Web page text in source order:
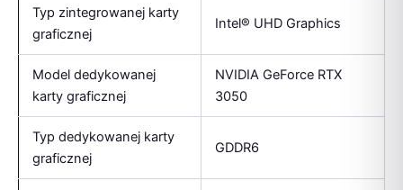
Typ zintegrowanej karty
graficznej
Intel® UHD Graphics
Model dedykowanej
karty graficznej
NVIDIA GeForce RTX
3050
Typ dedykowanej karty
graficznej
GDDR6